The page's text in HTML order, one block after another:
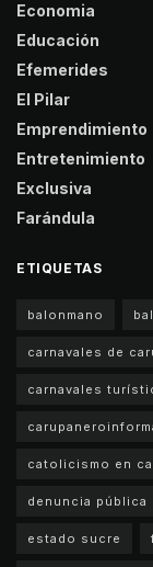
Economia
Educación
Efemerides
El Pilar
Emprendimiento
Entretenimiento
Exclusiva
Farándula
ETIQUETAS
balonmano
carnavales de
carnavales
catolicismo en
denuncia pública
estado sucre